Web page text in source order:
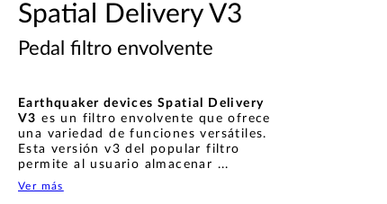
Spatial Delivery V3
Pedal filtro envolvente
Earthquaker devices Spatial Delivery
V3 es un filtro envolvente que ofrece
una variedad de funciones versátiles.
Esta versión v3 del popular filtro
permite al usuario almacenar ...
Ver más